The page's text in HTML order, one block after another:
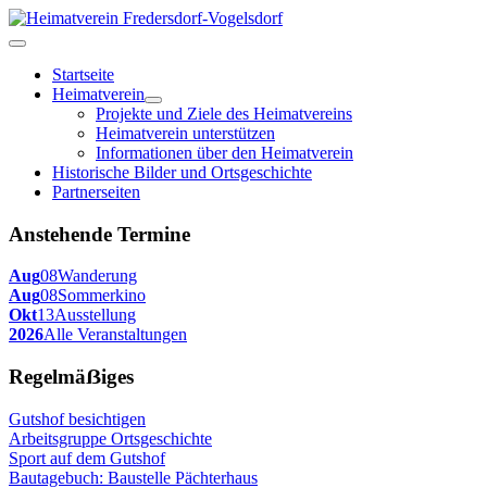
Startseite
Heimatverein
Projekte und Ziele des Heimatvereins
Heimatverein unterstützen
Informationen über den Heimatverein
Historische Bilder und Ortsgeschichte
Partnerseiten
Anstehende Termine
Aug08Wanderung
Aug08Sommerkino
Okt13Ausstellung
2026Alle Veranstaltungen
Regelmäẞiges
Gutshof besichtigen
Arbeitsgruppe Ortsgeschichte
Sport auf dem Gutshof
Bautagebuch: Baustelle Pächterhaus